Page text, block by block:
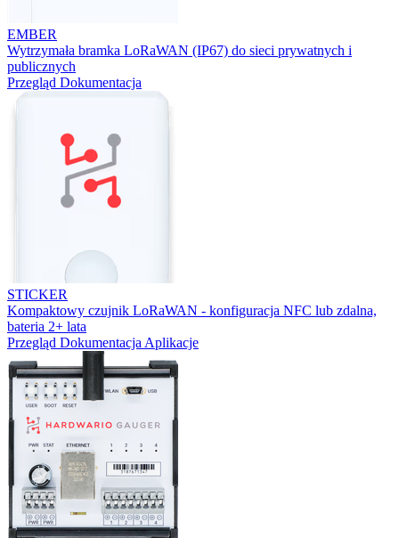
EMBER
Wytrzymała bramka LoRaWAN (IP67) do sieci prywatnych i
publicznych
Przegląd Dokumentacja
STICKER
Kompaktowy czujnik LoRaWAN - konfiguracja NFC lub zdalna,
bateria 2+ lata
Przegląd Dokumentacja Aplikacje